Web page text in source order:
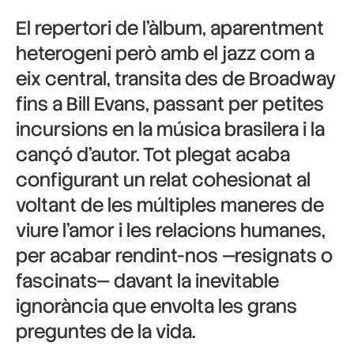
El repertori de l’àlbum, aparentment
heterogeni però amb el jazz com a
eix central, transita des de Broadway
fins a Bill Evans, passant per petites
incursions en la música brasilera i la
cançó d’autor. Tot plegat acaba
configurant un relat cohesionat al
voltant de les múltiples maneres de
viure l’amor i les relacions humanes,
per acabar rendint-nos —resignats o
fascinats— davant la inevitable
ignorància que envolta les grans
preguntes de la vida.